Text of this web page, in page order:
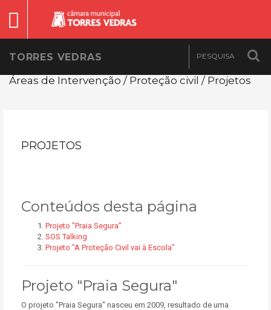
TORRES VEDRAS
Áreas de Intervenção / Proteção civil / Projetos
PROJETOS
Conteúdos desta página
Projeto "Praia Segura"
SOS Talking
Projeto "A Proteção Civil vai à Escola"
Projeto "Praia Segura"
O projeto "Praia Segura" nasceu em 2009, resultado de uma